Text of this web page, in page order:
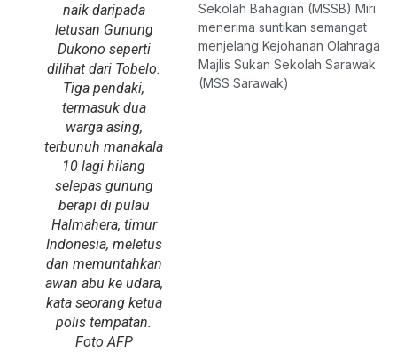
naik daripada
letusan Gunung
Dukono seperti
dilihat dari Tobelo.
Tiga pendaki,
termasuk dua
warga asing,
terbunuh manakala
10 lagi hilang
selepas gunung
berapi di pulau
Halmahera, timur
Indonesia, meletus
dan memuntahkan
awan abu ke udara,
kata seorang ketua
polis tempatan.
Foto AFP
Sekolah Bahagian (MSSB) Miri
menerima suntikan semangat
menjelang Kejohanan Olahraga
Majlis Sukan Sekolah Sarawak
(MSS Sarawak)